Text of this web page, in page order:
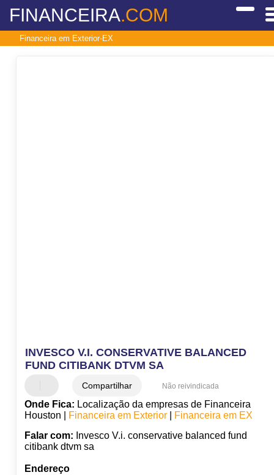
FINANCEIRA.COM
Financeira em Exterior-EX
INVESCO V.I. CONSERVATIVE BALANCED
FUND CITIBANK DTVM SA
Compartilhar Não reivindicada
Onde Fica: Localização da empresas de Financeira
Houston |
Financeira em Exterior|
Financeira em EX
Falar com: Invesco V.i. conservative balanced fund
citibank dtvm sa
Endereço